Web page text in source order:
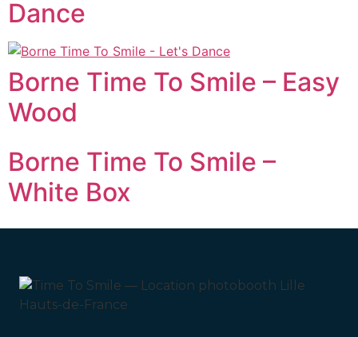
Dance
Borne Time To Smile – Easy
Wood
Borne Time To Smile –
White Box